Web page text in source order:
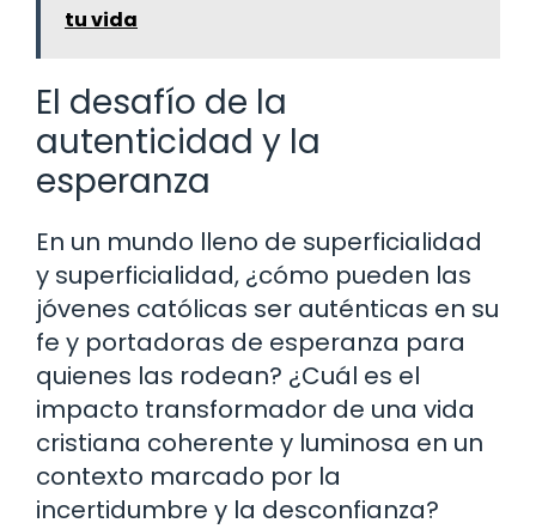
tu vida
El desafío de la
autenticidad y la
esperanza
En un mundo lleno de superficialidad
y superficialidad, ¿cómo pueden las
jóvenes católicas ser auténticas en su
fe y portadoras de esperanza para
quienes las rodean? ¿Cuál es el
impacto transformador de una vida
cristiana coherente y luminosa en un
contexto marcado por la
incertidumbre y la desconfianza?